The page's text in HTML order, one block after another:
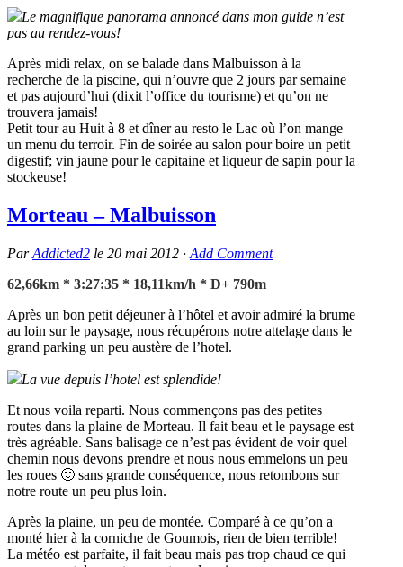
Le magnifique panorama annoncé dans mon guide n’est
pas au rendez-vous!
Après midi relax, on se balade dans Malbuisson à la
recherche de la piscine, qui n’ouvre que 2 jours par semaine
et pas aujourd’hui (dixit l’office du tourisme) et qu’on ne
trouvera jamais!
Petit tour au Huit à 8 et dîner au resto le Lac où l’on mange
un menu du terroir. Fin de soirée au salon pour boire un petit
digestif; vin jaune pour le capitaine et liqueur de sapin pour la
stockeuse!
Morteau – Malbuisson
ParAddicted2 le 20 mai 2012 · Add Comment
62,66km * 3:27:35 * 18,11km/h * D+ 790m
Après un bon petit déjeuner à l’hôtel et avoir admiré la brume
au loin sur le paysage, nous récupérons notre attelage dans le
grand parking un peu austère de l’hotel.
La vue depuis l’hotel est splendide!
Et nous voila reparti. Nous commençons pas des petites
routes dans la plaine de Morteau. Il fait beau et le paysage est
très agréable. Sans balisage ce n’est pas évident de voir quel
chemin nous devons prendre et nous nous emmelons un peu
les roues 🙂 sans grande conséquence, nous retombons sur
notre route un peu plus loin.
Après la plaine, un peu de montée. Comparé à ce qu’on a
monté hier à la corniche de Goumois, rien de bien terrible!
La météo est parfaite, il fait beau mais pas trop chaud ce qui